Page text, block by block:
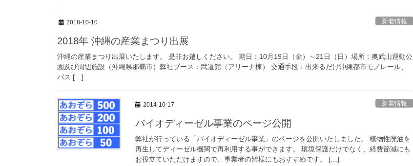
2018-10-10 新着情報
2018年 沖縄の産業まつり出展
沖縄の産業まつり出展いたします。 是非お越しください。 期日：10月19日（金）～21日（日）場所：奥武山運動公
園及び周辺施設（沖縄県那覇市）弊社ブース：武道館（アリーナ棟） 交通手段：出来るだけ沖縄都市モノレール、
バス […]
2014-10-17 新着情報
バイオディーゼル事業のページ公開
弊社が行っている「バイオディーゼル事業」のページを公開いたしました。 植物性廃油を
再生してディーゼル機関で再利用する事ができます。 環境保護だけでなく、経費節減にも
お役立ていただけますので、事業者の皆様にもおすすめです。 […]